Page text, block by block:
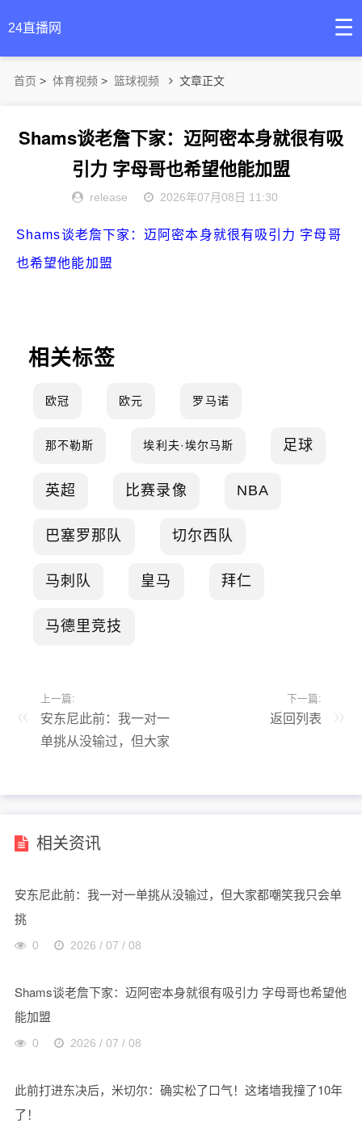
24直播网 ☰
首页 > 体育视频 > 篮球视频 文章正文
Shams谈老詹下家：迈阿密本身就很有吸
引力 字母哥也希望他能加盟
release 2026年07月08日 11:30
Shams谈老詹下家：迈阿密本身就很有吸引力 字母哥
也希望他能加盟
相关标签
欧冠 欧元 罗马诺
那不勒斯 埃利夫·埃尔马斯 足球
英超 比赛录像 NBA
巴塞罗那队 切尔西队
马刺队 皇马 拜仁
马德里竞技
上一篇:
安东尼此前：我一对一
单挑从没输过，但大家
下一篇:
返回列表
相关资讯
安东尼此前：我一对一单挑从没输过，但大家都嘲笑我只会单
挑
0 2026 / 07 / 08
Shams谈老詹下家：迈阿密本身就很有吸引力 字母哥也希望他
能加盟
0 2026 / 07 / 08
此前打进东决后，米切尔：确实松了口气！这堵墙我撞了10年
了！